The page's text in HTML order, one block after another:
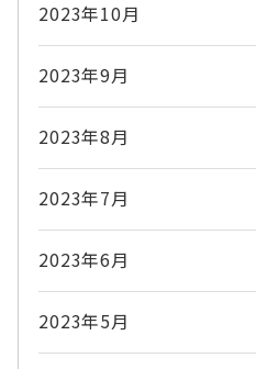
2023年10月
2023年9月
2023年8月
2023年7月
2023年6月
2023年5月